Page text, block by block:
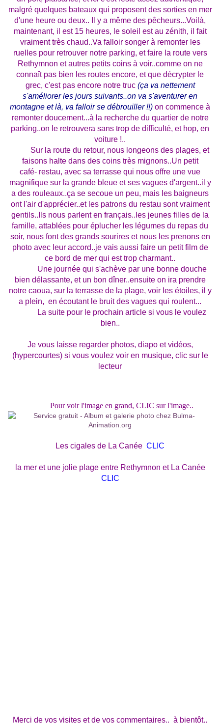
malgré quelques bateaux qui proposent des sorties en mer
d'une heure ou deux.. Il y a même des pêcheurs...Voilà,
maintenant, il est 15 heures, le soleil est au zénith, il fait
vraiment très chaud..Va falloir songer à remonter les
ruelles pour retrouver notre parking, et faire la route vers
Rethymnon et autres petits coins à voir..comme on ne
connaît pas bien les routes encore, et que décrypter le
grec, c'est pas encore notre truc (ça va nettement
s'améliorer les jours suivants..on va s'aventurer en
montagne et là, va falloir se débrouiller !!) on commence à
remonter doucement...à la recherche du quartier de notre
parking..on le retrouvera sans trop de difficulté, et hop, en
voiture !..
Sur la route du retour, nous longeons des plages, et
faisons halte dans des coins très mignons..Un petit
café- restau, avec sa terrasse qui nous offre une vue
magnifique sur la grande bleue et ses vagues d'argent..il y
a des rouleaux..ça se secoue un peu, mais les baigneurs
ont l'air d'apprécier..et les patrons du restau sont vraiment
gentils..Ils nous parlent en français..les jeunes filles de la
famille, attablées pour éplucher les légumes du repas du
soir, nous font des grands sourires et nous les prenons en
photo avec leur accord..je vais aussi faire un petit film de
ce bord de mer qui est trop charmant..
Une journée qui s'achève par une bonne douche
bien délassante, et un bon dîner..ensuite on ira prendre
notre caoua, sur la terrasse de la plage, voir les étoiles, il y
a plein, en écoutant le bruit des vagues qui roulent...
La suite pour le prochain article si vous le voulez
bien..
Je vous laisse regarder photos, diapo et vidéos,
(hypercourtes) si vous voulez voir en musique, clic sur le
lecteur
Pour voir l'image en grand, CLIC sur l'image..
Les cigales de La Canée CLIC
la mer et une jolie plage entre Rethymnon et La Canée
CLIC
Merci de vos visites et de vos commentaires.. à bientôt..